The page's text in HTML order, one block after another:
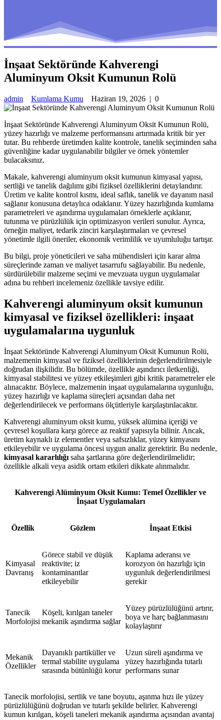
İnşaat Sektöründe Kahverengi
Aluminyum Oksit Kumunun Rolü
admin Kumlama Kumu Haziran 19, 2026 | 0
İnşaat Sektöründe Kahverengi Aluminyum Oksit Kumunun Rolü,
yüzey hazırlığı ve malzeme performansını artırmada kritik bir yer
tutar. Bu rehberde üretimden kalite kontrole, tanelik seçiminden saha
güvenliğine kadar uygulanabilir bilgiler ve örnek yöntemler
bulacaksınız.
Makale, kahverengi aluminyum oksit kumunun kimyasal yapısı,
sertliği ve tanelik dağılımı gibi fiziksel özelliklerini detaylandırır.
Üretim ve kalite kontrol kısmı, ideal saflık, tanelik ve dayanım nasıl
sağlanır konusuna detaylıca odaklanır. Yüzey hazırlığında kumlama
parametreleri ve aşındırma uygulamaları örneklerle açıklanır,
tutunma ve pürüzlülük için optimizasyon verileri sunulur. Ayrıca,
örneğin maliyet, tedarik zinciri karşılaştırmaları ve çevresel
yönetimle ilgili öneriler, ekonomik verimlilik ve uyumluluğu tartışır.
Bu bilgi, proje yöneticileri ve saha mühendisleri için karar alma
süreçlerinde zaman ve maliyet tasarrufu sağlayabilir. Bu nedenle,
sürdürülebilir malzeme seçimi ve mevzuata uygun uygulamalar
adına bu rehberi incelemeniz özellikle tavsiye edilir.
Kahverengi aluminyum oksit kumunun
kimyasal ve fiziksel özellikleri: inşaat
uygulamalarına uygunluk
İnşaat Sektöründe Kahverengi Aluminyum Oksit Kumunun Rolü,
malzemenin kimyasal ve fiziksel özelliklerinin değerlendirilmesiyle
doğrudan ilişkilidir. Bu bölümde, özellikle aşındırıcı iletkenliği,
kimyasal stabilitesi ve yüzey etkileşimleri gibi kritik parametreler ele
alınacaktır. Böylece, malzemenin inşaat uygulamalarına uygunluğu,
yüzey hazırlığı ve kaplama süreçleri açısından daha net
değerlendirilecek ve performans ölçütleriyle karşılaştırılacaktır.
Kahverengi aluminyum oksit kumu, yüksek alümina içeriği ve
çevresel koşullara karşı görece az reaktif yapısıyla bilinir. Ancak,
üretim kaynaklı iz elementler veya safsızlıklar, yüzey kimyasını
etkileyebilir ve uygulama öncesi uygun analiz gerektirir. Bu nedenle,
kimyasal kararlılığı saha şartlarına göre değerlendirilmelidir;
özellikle alkali veya asidik ortam etkileri dikkate alınmalıdır.
Kahverengi Alüminyum Oksit Kumu: Temel Özellikler ve
İnşaat Uygulamaları
Özellik Gözlem İnşaat Etkisi
Kimyasal
Davranış
Görece stabil ve düşük
reaktivite; iz
kontaminantlar
etkileyebilir
Kaplama aderansı ve
korozyon ön hazırlığı için
uygunluk değerlendirilmesi
gerekir
Tanecik
Morfolojisi
Köşeli, kırılgan taneler
mekanik aşındırma sağlar
Yüzey pürüzlülüğünü artırır,
boya ve harç bağlanmasını
kolaylaştırır
Mekanik
Özellikler
Dayanıklı partiküller ve
termal stabilite uygulama
sırasında bütünlüğü korur
Uzun süreli aşındırma ve
yüzey hazırlığında tutarlı
performans sunar
Tanecik morfolojisi, sertlik ve tane boyutu, aşınma hızı ile yüzey
pürüzlülüğünü doğrudan ve tutarlı şekilde belirler. Kahverengi
kumun kırılgan, köşeli taneleri mekanik aşındırma açısından avantaj